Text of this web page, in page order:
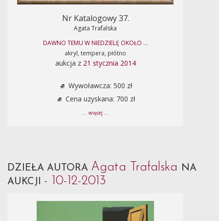
Nr Katalogowy 37.
Agata Trafalska
DAWNO TEMU W NIEDZIELĘ OKOŁO ...
akryl, tempera, płótno
aukcja z 21 stycznia 2014
Wywoławcza: 500 zł
Cena uzyskana: 700 zł
... więcej ...
DZIEŁA AUTORA Agata Trafalska NA
AUKCJI - 10-12-2013